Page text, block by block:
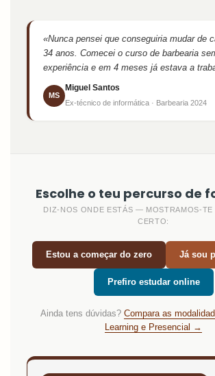
«Nunca pensei que conseguiria mudar de
34 anos. Comecei o curso de barbearia
experiência e em 4 meses já estava a
MS
Miguel Santos
Ex-técnico de informática · Barbearia 2024
Escolhe o teu percurso de
DIZ-NOS ONDE ESTÁS — MOSTRAMOS-TE
CERTO:
Estou a começar do zero Já sou
Prefiro estudar online
Ainda tens dúvidas? Compara as
Learning e Presencial →